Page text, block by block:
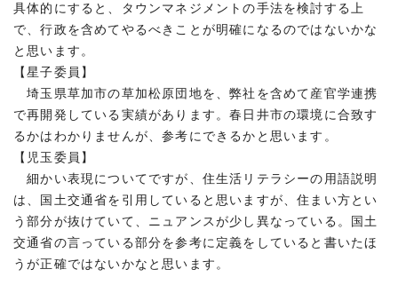
具体的にすると、タウンマネジメントの手法を検討する上
で、行政を含めてやるべきことが明確になるのではないかな
と思います。
【星子委員】
埼玉県草加市の草加松原団地を、弊社を含めて産官学連携
で再開発している実績があります。春日井市の環境に合致す
るかはわかりませんが、参考にできるかと思います。
【児玉委員】
細かい表現についてですが、住生活リテラシーの用語説明
は、国土交通省を引用していると思いますが、住まい方とい
う部分が抜けていて、ニュアンスが少し異なっている。国土
交通省の言っている部分を参考に定義をしていると書いたほ
うが正確ではないかなと思います。